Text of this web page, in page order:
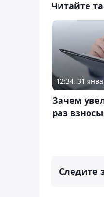
Читайте
12:34, 31
Зачем
раз
Следите